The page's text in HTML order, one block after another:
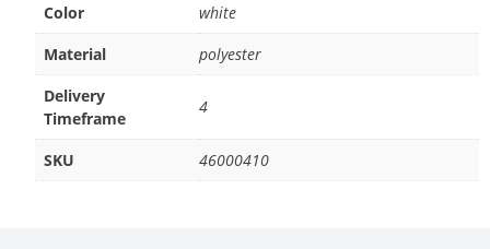
Color
white
Material
polyester
Delivery
Timeframe
4
SKU 46000410